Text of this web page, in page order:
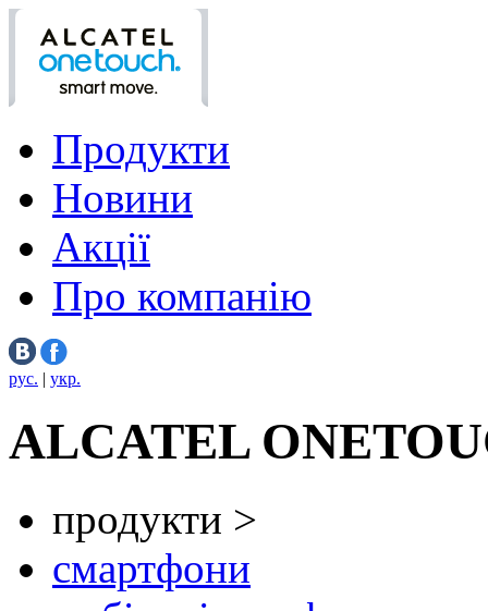
Продукти
Новини
Акції
Про компанію
рус. | укр.
ALCATEL
продукти >
смартфони